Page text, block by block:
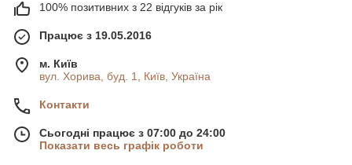
100% позитивних з 22 відгуків за рік
Працює з 19.05.2016
м. Київ
вул. Хорива, буд. 1, Київ, Україна
Контакти
Сьогодні працює з 07:00 до 24:00
Показати весь графік роботи